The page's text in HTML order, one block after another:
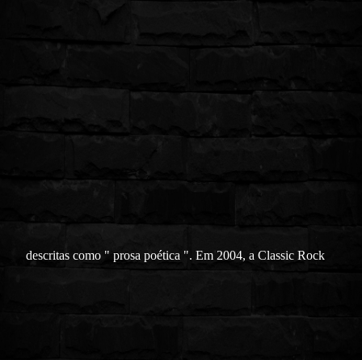
descritas como " prosa poética ". Em 2004, a Classic Rock